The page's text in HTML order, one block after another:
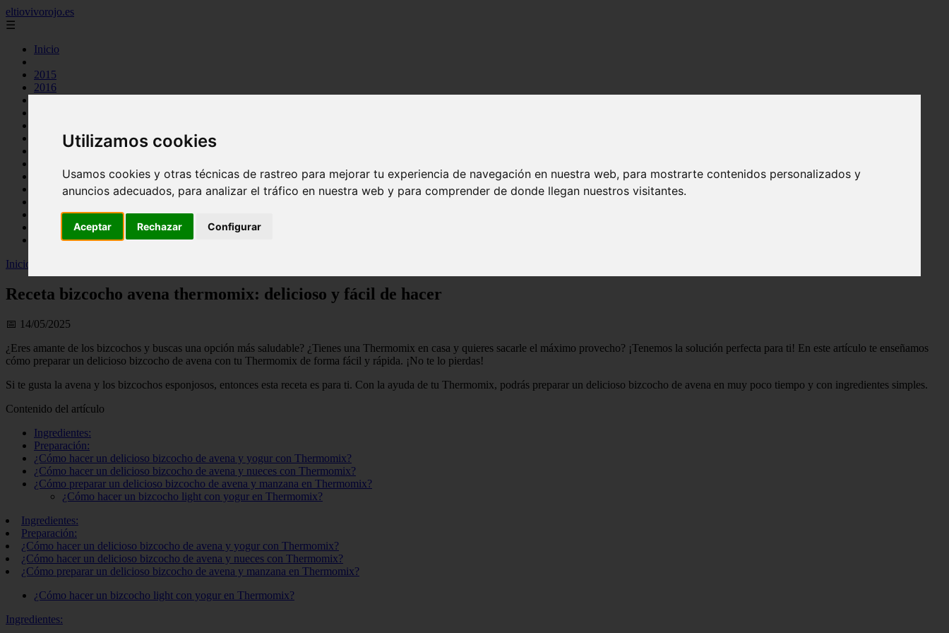
Utilizamos cookies
Usamos cookies y otras técnicas de rastreo para mejorar tu experiencia de navegación en nuestra web, para mostrarte contenidos personalizados y
anuncios adecuados, para analizar el tráfico en nuestra web y para comprender de donde llegan nuestros visitantes.
Aceptar Rechazar Configurar
eltiovivorojo.es
☰
Inicio
2015
2016
espana
postres
reposteria
venezuela
verduras
Inicio
Receta bizcocho avena thermomix: delicioso y fácil de hacer
📅 14/05/2025
¿Eres amante de los bizcochos y buscas una opción más saludable? ¿Tienes una Thermomix en casa y quieres sacarle el máximo provecho? ¡Tenemos la solución perfecta para ti! En este artículo te enseñamos
cómo preparar un delicioso bizcocho de avena con tu Thermomix de forma fácil y rápida. ¡No te lo pierdas!
Si te gusta la avena y los bizcochos esponjosos, entonces esta receta es para ti. Con la ayuda de tu Thermomix, podrás preparar un delicioso bizcocho de avena en muy poco tiempo y con ingredientes simples.
Contenido del artículo
Ingredientes:
Preparación:
¿Cómo hacer un delicioso bizcocho de avena y yogur con Thermomix?
¿Cómo hacer un delicioso bizcocho de avena y nueces con Thermomix?
¿Cómo preparar un delicioso bizcocho de avena y manzana en Thermomix?
¿Cómo hacer un bizcocho light con yogur en Thermomix?
Ingredientes:
Preparación:
¿Cómo hacer un delicioso bizcocho de avena y yogur con Thermomix?
¿Cómo hacer un delicioso bizcocho de avena y nueces con Thermomix?
¿Cómo preparar un delicioso bizcocho de avena y manzana en Thermomix?
¿Cómo hacer un bizcocho light con yogur en Thermomix?
Ingredientes: